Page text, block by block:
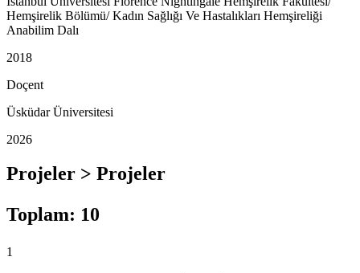
Hemşirelik Bölümü/ Kadın Sağlığı Ve Hastalıkları Hemşireliği
Anabilim Dalı
2018
Doçent
Üsküdar Üniversitesi
2026
Projeler > Projeler
Toplam: 10
1